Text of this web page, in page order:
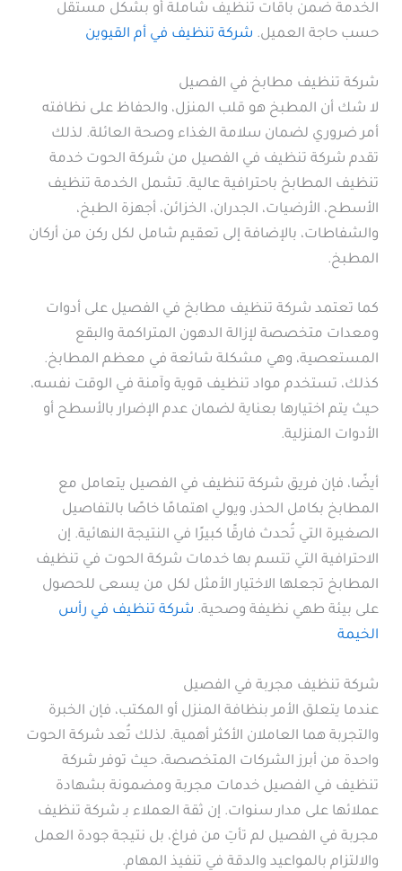
الخدمة ضمن باقات تنظيف شاملة أو بشكل مستقل
حسب حاجة العميل. شركة تنظيف في أم القيوين
شركة تنظيف مطابخ في الفصيل
لا شك أن المطبخ هو قلب المنزل، والحفاظ على نظافته
أمر ضروري لضمان سلامة الغذاء وصحة العائلة. لذلك
تقدم شركة تنظيف في الفصيل من شركة الحوت خدمة
تنظيف المطابخ باحترافية عالية. تشمل الخدمة تنظيف
الأسطح، الأرضيات، الجدران، الخزائن، أجهزة الطبخ،
والشفاطات، بالإضافة إلى تعقيم شامل لكل ركن من أركان
المطبخ.
كما تعتمد شركة تنظيف مطابخ في الفصيل على أدوات
ومعدات متخصصة لإزالة الدهون المتراكمة والبقع
المستعصية، وهي مشكلة شائعة في معظم المطابخ.
كذلك، تستخدم مواد تنظيف قوية وآمنة في الوقت نفسه،
حيث يتم اختيارها بعناية لضمان عدم الإضرار بالأسطح أو
الأدوات المنزلية.
أيضًا، فإن فريق شركة تنظيف في الفصيل يتعامل مع
المطابخ بكامل الحذر، ويولي اهتمامًا خاصًا بالتفاصيل
الصغيرة التي تُحدث فارقًا كبيرًا في النتيجة النهائية. إن
الاحترافية التي تتسم بها خدمات شركة الحوت في تنظيف
المطابخ تجعلها الاختيار الأمثل لكل من يسعى للحصول
على بيئة طهي نظيفة وصحية. شركة تنظيف في رأس
الخيمة
شركة تنظيف مجربة في الفصيل
عندما يتعلق الأمر بنظافة المنزل أو المكتب، فإن الخبرة
والتجربة هما العاملان الأكثر أهمية. لذلك تُعد شركة الحوت
واحدة من أبرز الشركات المتخصصة، حيث توفر شركة
تنظيف في الفصيل خدمات مجربة ومضمونة بشهادة
عملائها على مدار سنوات. إن ثقة العملاء بـ شركة تنظيف
مجربة في الفصيل لم تأتِ من فراغ، بل نتيجة جودة العمل
والالتزام بالمواعيد والدقة في تنفيذ المهام.